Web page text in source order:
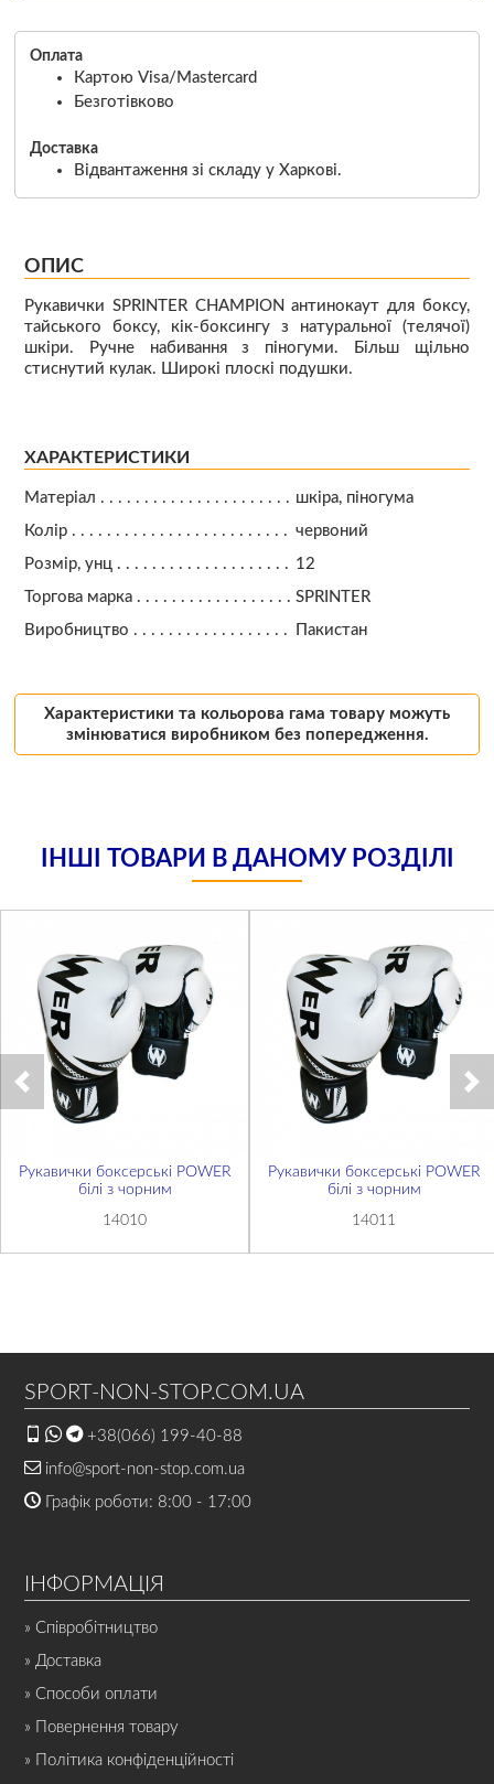
Оплата
Картою Visa/Mastercard
Безготівково
Доставка
Відвантаження зі складу у Харкові.
ОПИС
Рукавички SPRINTER CHAMPION антинокаут для боксу,
тайського боксу, кік-боксингу з натуральної (телячої)
шкіри. Ручне набивання з піногуми. Більш щільно
стиснутий кулак. Широкі плоскі подушки.
ХАРАКТЕРИСТИКИ
Матеріал
шкіра, піногума
Колір
червоний
Розмір, унц
12
Торгова марка
SPRINTER
Виробництво
Пакистан
Характеристики та кольорова гама товару можуть
змінюватися виробником без попередження.
ІНШІ ТОВАРИ В ДАНОМУ РОЗДІЛІ
Рукавички боксерські POWER
білі з чорним
14010
Рукавички боксерські POWER
білі з чорним
14011
SPORT-NON-STOP.COM.UA
+38(066) 199-40-88
info@sport-non-stop.com.ua
Графік роботи: 8:00 - 17:00
ІНФОРМАЦІЯ
» Співробітництво
» Доставка
» Способи оплати
» Повернення товару
» Політика конфіденційності